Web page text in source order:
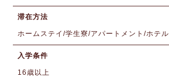
滞在方法
ホームステイ/学生寮/アパートメント/ホテル
入学条件
16歳以上